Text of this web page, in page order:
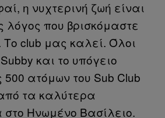
η νυχτερινή ζωή είναι
λόγος που βρισκόμαστε
club μας καλεί. Όλοι
και το υπόγειο
500 ατόμων του Sub Club
τα καλύτερα
Ηνωμένο Βασίλειο.